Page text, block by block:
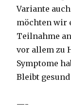
Variante
möchten wir
Teilnahme
vor allem zu
Symptome
Bleibt
—-